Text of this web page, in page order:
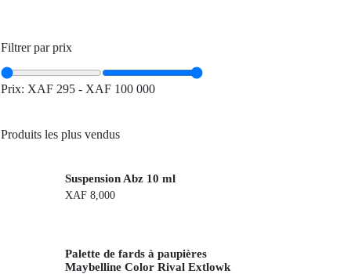
Filtrer par prix
Prix: XAF 295 - XAF 100 000
Produits les plus vendus
Suspension Abz 10 ml
XAF8,000
Palette de fards à paupières
Maybelline Color Rival Extlowk